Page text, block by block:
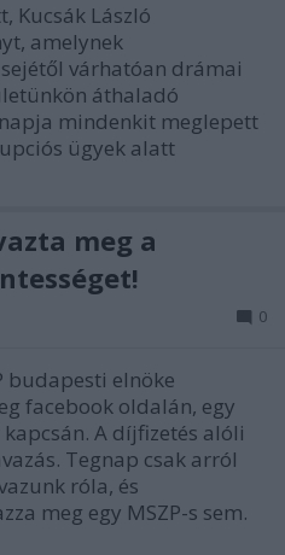
Kucsák László
amelynek
várhatóan drámai
áthaladó
mindenkit meglepett
ügyek alatt
meg a
0
budapesti elnöke
facebook oldalán, egy
A díjfizetés alóli
Tegnap csak arról
róla, és
meg egy MSZP-s sem.